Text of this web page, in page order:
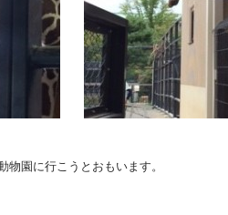
物園に行こうとおもいます。